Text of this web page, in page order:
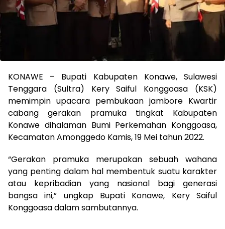
KONAWE – Bupati Kabupaten Konawe, Sulawesi
Tenggara (Sultra) Kery Saiful Konggoasa (KSK)
memimpin upacara pembukaan jambore Kwartir
cabang gerakan pramuka tingkat Kabupaten
Konawe dihalaman Bumi Perkemahan Konggoasa,
Kecamatan Amonggedo Kamis, 19 Mei tahun 2022.
“Gerakan pramuka merupakan sebuah wahana
yang penting dalam hal membentuk suatu karakter
atau kepribadian yang nasional bagi generasi
bangsa ini,” ungkap Bupati Konawe, Kery Saiful
Konggoasa dalam sambutannya.